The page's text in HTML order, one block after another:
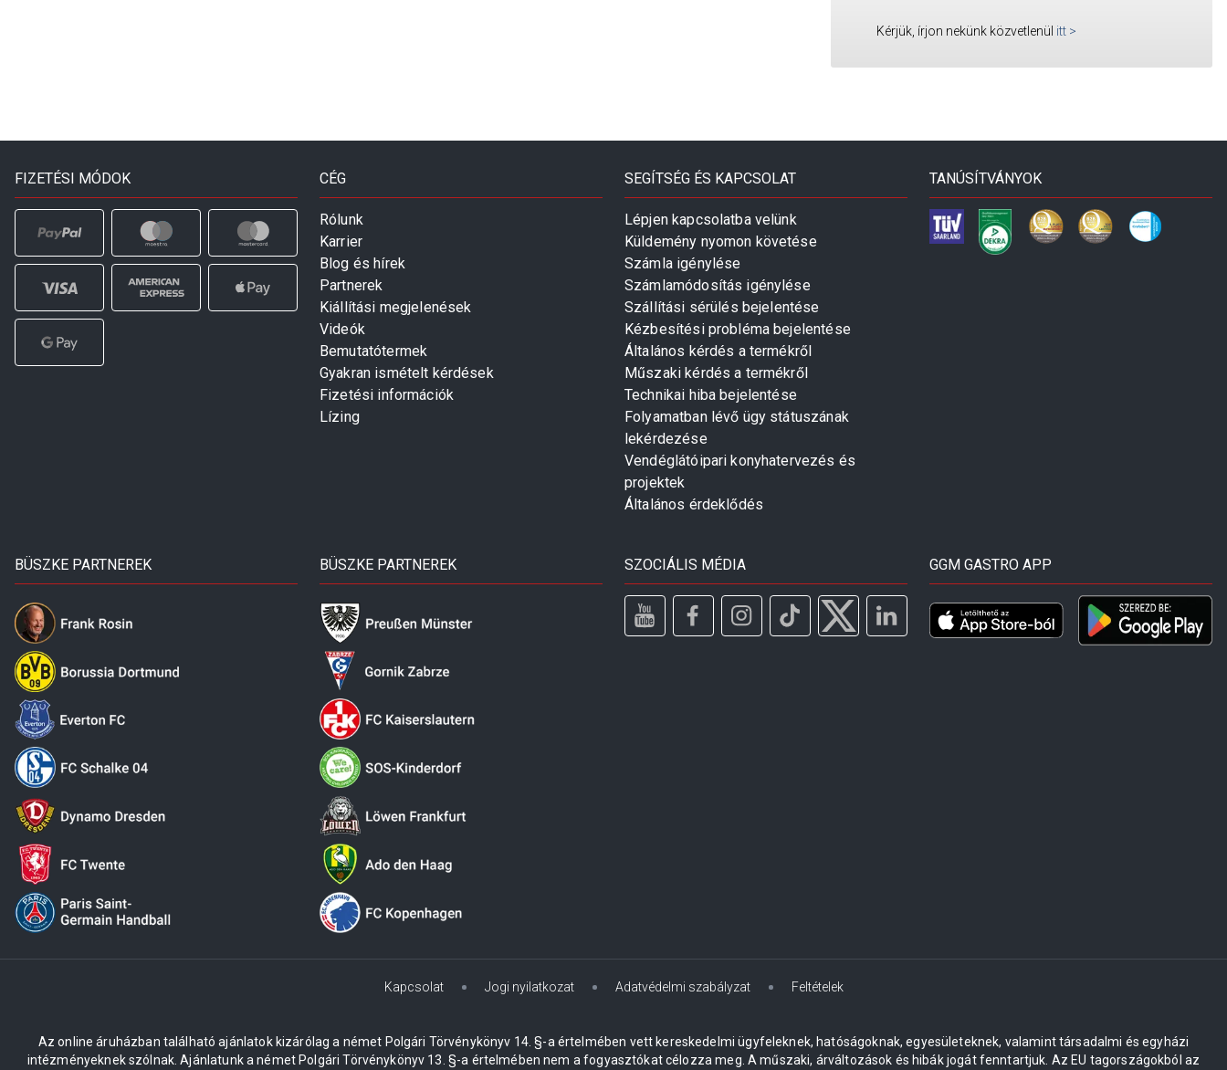
Kérjük, írjon nekünk közvetlenül itt >
FIZETÉSI MÓDOK CÉG
Rólunk
Karrier
Blog és hírek
Partnerek
Kiállítási megjelenések
Videók
Bemutatótermek
Gyakran ismételt kérdések
Fizetési információk
Lízing
SEGÍTSÉG ÉS KAPCSOLAT
Lépjen kapcsolatba velünk
Küldemény nyomon követése
Számla igénylése
Számlamódosítás igénylése
Szállítási sérülés bejelentése
Kézbesítési probléma bejelentése
Általános kérdés a termékről
Műszaki kérdés a termékről
Technikai hiba bejelentése
Folyamatban lévő ügy státuszának
lekérdezése
Vendéglátóipari konyhatervezés és
projektek
Általános érdeklődés
TANÚSÍTVÁNYOK
BÜSZKE PARTNEREK BÜSZKE PARTNEREK SZOCIÁLIS MÉDIA GGM GASTRO APP
Kapcsolat Jogi nyilatkozat Adatvédelmi szabályzat Feltételek
Az online áruházban található ajánlatok kizárólag a német Polgári Törvénykönyv 14. §-a értelmében vett kereskedelmi ügyfeleknek, hatóságoknak, egyesületeknek, valamint társadalmi és egyházi
intézményeknek szólnak. Ajánlatunk a német Polgári Törvénykönyv 13. §-a értelmében nem a fogyasztókat célozza meg. A műszaki, árváltozások és hibák jogát fenntartjuk. Az EU tagországokból az